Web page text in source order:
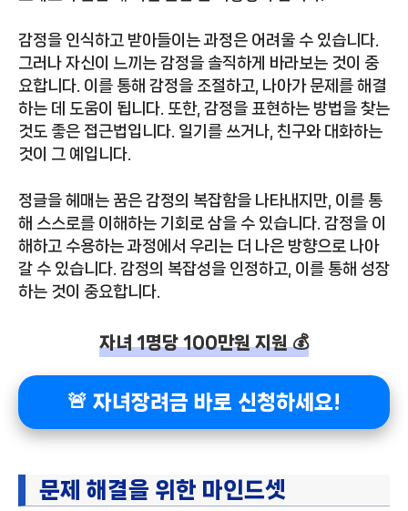
감정을 인식하고 받아들이는 과정은 어려울 수 있습니다.
그러나 자신이 느끼는 감정을 솔직하게 바라보는 것이 중
요합니다. 이를 통해 감정을 조절하고, 나아가 문제를 해결
하는 데 도움이 됩니다. 또한, 감정을 표현하는 방법을 찾는
것도 좋은 접근법입니다. 일기를 쓰거나, 친구와 대화하는
것이 그 예입니다.
정글을 헤매는 꿈은 감정의 복잡함을 나타내지만, 이를 통
해 스스로를 이해하는 기회로 삼을 수 있습니다. 감정을 이
해하고 수용하는 과정에서 우리는 더 나은 방향으로 나아
갈 수 있습니다. 감정의 복잡성을 인정하고, 이를 통해 성장
하는 것이 중요합니다.
자녀 1명당 100만원 지원 💰
🚨 자녀장려금 바로 신청하세요!
문제 해결을 위한 마인드셋